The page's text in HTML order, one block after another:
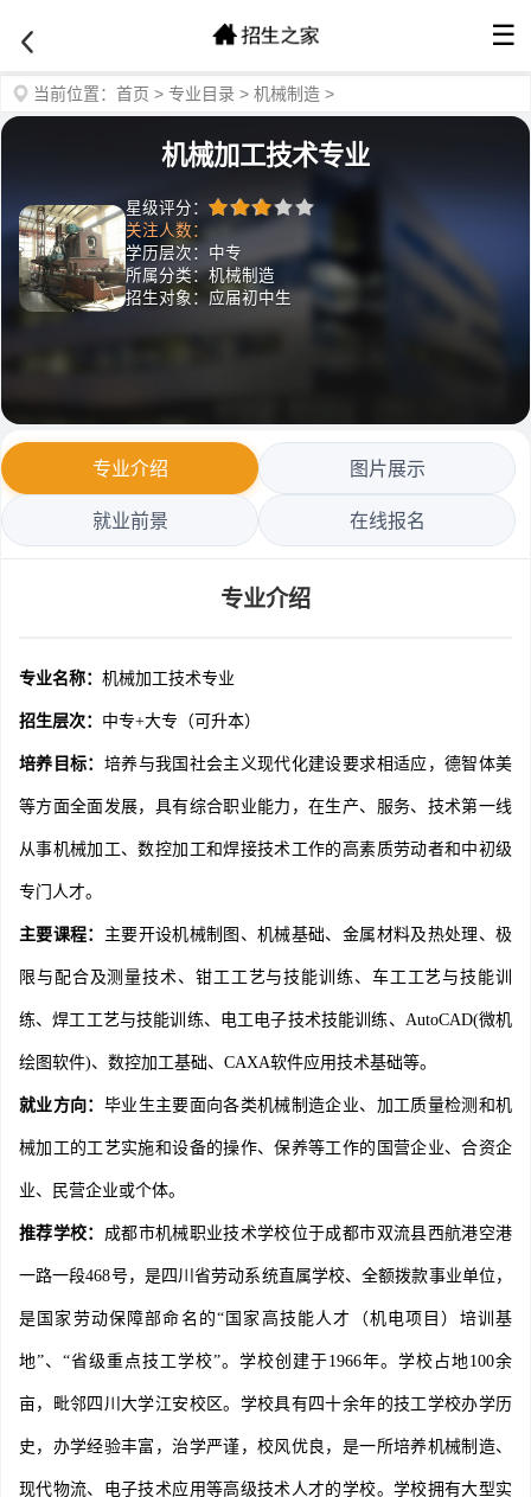
☰
当前位置： 首页 > 专业目录 > 机械制造 >
机械加工技术专业
星级评分：
关注人数：
学历层次：中专
所属分类：机械制造
招生对象：应届初中生
专业介绍 图片展示
就业前景 在线报名
专业介绍
专业名称： 机械加工技术专业
招生层次： 中专+大专（可升本）
培养目标： 培养与我国社会主义现代化建设要求相适应，德智体美
等方面全面发展，具有综合职业能力，在生产、服务、技术第一线
从事机械加工、数控加工和焊接技术工作的高素质劳动者和中初级
专门人才。
主要课程： 主要开设机械制图、机械基础、金属材料及热处理、极
限与配合及测量技术、钳工工艺与技能训练、车工工艺与技能训
练、焊工工艺与技能训练、电工电子技术技能训练、AutoCAD(微机
绘图软件)、数控加工基础、CAXA软件应用技术基础等。
就业方向： 毕业生主要面向各类机械制造企业、加工质量检测和机
械加工的工艺实施和设备的操作、保养等工作的国营企业、合资企
业、民营企业或个体。
推荐学校： 成都市机械职业技术学校位于成都市双流县西航港空港
一路一段468号，是四川省劳动系统直属学校、全额拨款事业单位，
是国家劳动保障部命名的“国家高技能人才（机电项目）培训基
地”、“省级重点技工学校”。学校创建于1966年。学校占地100余
亩，毗邻四川大学江安校区。学校具有四十余年的技工学校办学历
史，办学经验丰富，治学严谨，校风优良，是一所培养机械制造、
现代物流、电子技术应用等高级技术人才的学校。学校拥有大型实